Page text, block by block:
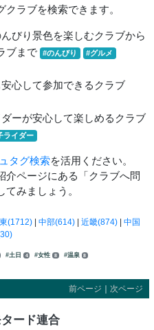
ラブを検索できます。
びり景色を楽しむクラブから
ブまで
#のんびり
#グルメ
心して参加できるクラブ
ーが安心して楽しめるクラブ
ライダー
タグ検索を活用ください。
介ページにある「クラブへ問
みましょう。
(1712)| 中部(614)| 近畿(874)| 中国
#土日 4 #女性 8 #温泉 8
前ページ 次ページ
ード連合